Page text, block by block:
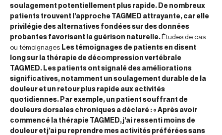
soulagement potentiellement plus rapide. De nombreux
patients trouvent l’approche TAGMED attrayante, car elle
privilégie des alternatives fondées sur des données
probantes favorisant la guérison naturelle.Études de cas
ou témoignages Les témoignages de patients en disent
long sur la thérapie de décompression vertébrale
TAGMED. Les patients ont signalé des améliorations
significatives, notamment un soulagement durable de la
douleur et un retour plus rapide aux activités
quotidiennes. Par exemple, un patient souffrant de
douleurs dorsales chroniques a déclaré : « Après avoir
commencé la thérapie TAGMED, j’ai ressenti moins de
douleur et j’ai pu reprendre mes activités préférées sans